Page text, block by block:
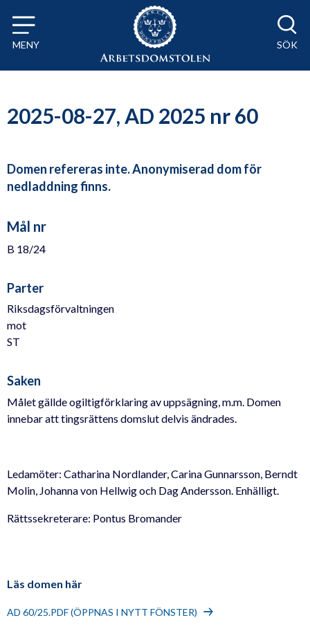
Till innehåll på sidan x
MENY SÖK
2025-08-27, AD 2025 nr 60
Domen refereras inte. Anonymiserad dom för
nedladdning finns.
Mål nr
B 18/24
Parter
Riksdagsförvaltningen
mot
ST
Saken
Målet gällde ogiltigförklaring av uppsägning, m.m. Domen
innebar att tingsrättens domslut delvis ändrades.
Ledamöter: Catharina Nordlander, Carina Gunnarsson, Berndt
Molin, Johanna von Hellwig och Dag Andersson. Enhälligt.
Rättssekreterare: Pontus Bromander
Läs domen här
AD 60/25.PDF (ÖPPNAS I NYTT FÖNSTER)